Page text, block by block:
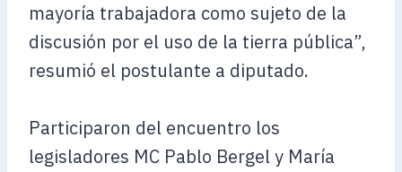
mayoría trabajadora como sujeto de la
discusión por el uso de la tierra pública”,
resumió el postulante a diputado.
Participaron del encuentro los
legisladores MC Pablo Bergel y María